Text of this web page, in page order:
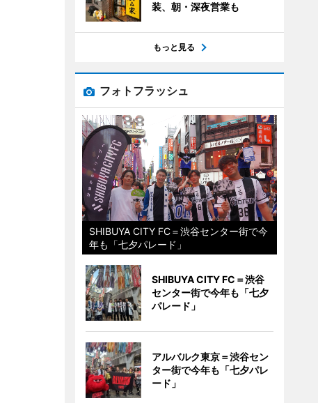
装、朝・深夜営業も
もっと見る
フォトフラッシュ
SHIBUYA CITY FC＝渋谷センター街で今
年も「七夕パレード」
SHIBUYA CITY FC＝渋谷
センター街で今年も「七夕
パレード」
アルバルク東京＝渋谷セン
ター街で今年も「七夕パレ
ード」